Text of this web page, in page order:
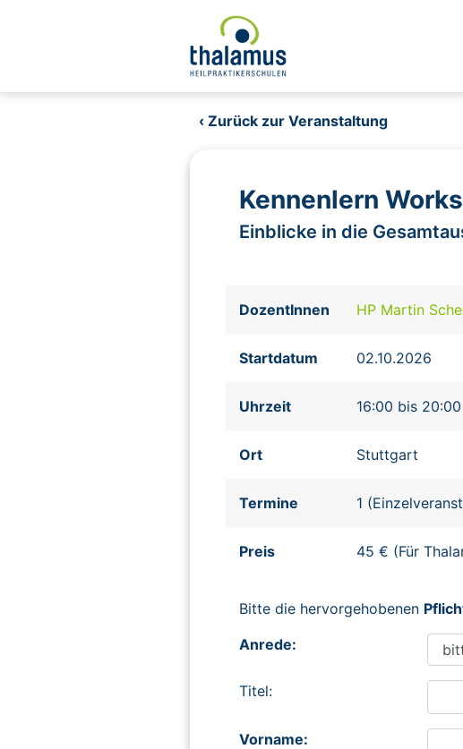
‹ Zurück zur Veranstaltung
Kennenlern
Einblicke in die
DozentInnen HP Martin
Startdatum 02.10.2026
Uhrzeit 16:00 bis
Ort Stuttgart
Termine 1
Preis 45 € (Für
Bitte die hervorgehobenen
Anrede:
Titel:
Vorname: